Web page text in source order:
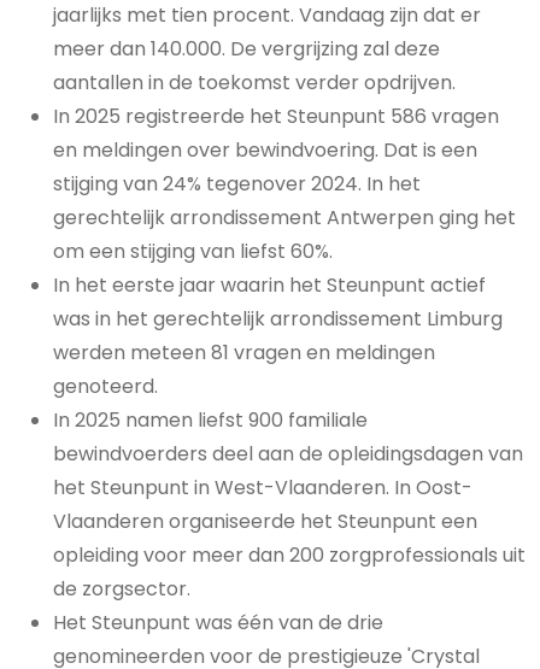
jaarlijks met tien procent. Vandaag zijn dat er
meer dan 140.000. De vergrijzing zal deze
aantallen in de toekomst verder opdrijven.
In 2025 registreerde het Steunpunt 586 vragen
en meldingen over bewindvoering. Dat is een
stijging van 24% tegenover 2024. In het
gerechtelijk arrondissement Antwerpen ging het
om een stijging van liefst 60%.
In het eerste jaar waarin het Steunpunt actief
was in het gerechtelijk arrondissement Limburg
werden meteen 81 vragen en meldingen
genoteerd.
In 2025 namen liefst 900 familiale
bewindvoerders deel aan de opleidingsdagen van
het Steunpunt in West-Vlaanderen. In Oost-
Vlaanderen organiseerde het Steunpunt een
opleiding voor meer dan 200 zorgprofessionals uit
de zorgsector.
Het Steunpunt was één van de drie
genomineerden voor de prestigieuze 'Crystal